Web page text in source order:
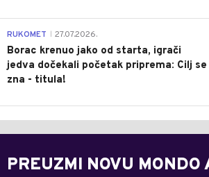
RUKOMET 27.07.2026.
Borac krenuo jako od starta, igrači
jedva dočekali početak priprema: Cilj se
zna - titula!
PREUZMI NOVU